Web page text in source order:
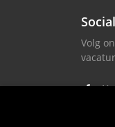
Volg